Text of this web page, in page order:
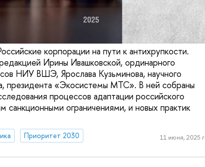
корпорации на пути к антихрупкости.
Ирины Ивашковской, ординарного
НИУ ВШЭ, Ярослава Кузьминова, научного
«Экосистемы МТС». В ней собраны
процессов адаптации российского
санкционными ограничениями, и новых практик
Приоритет 2030 11 июня, 2025 г.